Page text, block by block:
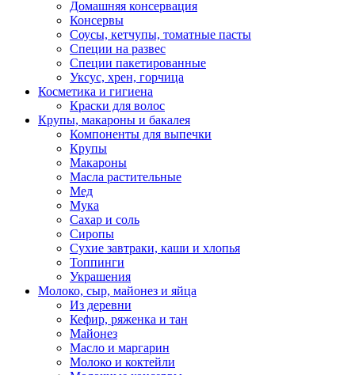
Домашняя консервация
Консервы
Соусы, кетчупы, томатные пасты
Специи на развес
Специи пакетированные
Уксус, хрен, горчица
Косметика и гигиена
Краски для волос
Крупы, макароны и бакалея
Компоненты для выпечки
Крупы
Макароны
Масла растительные
Мед
Мука
Сахар и соль
Сиропы
Сухие завтраки, каши и хлопья
Топпинги
Украшения
Молоко, сыр, майонез и яйца
Из деревни
Кефир, ряженка и тан
Майонез
Масло и маргарин
Молоко и коктейли